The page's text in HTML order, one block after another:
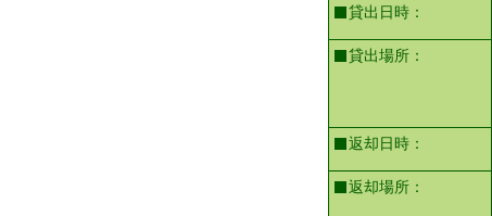
貸出日時：
貸出場所：
返却日時：
返却場所：